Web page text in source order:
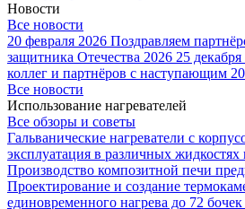
Новости
Все новости
20 февраля 2026 Поздравляем
защитника Отечества 2026 25
коллег и партнёров с наступающим
Все новости
Использование нагревателей
Все обзоры и советы
Гальванические нагреватели с
эксплуатация в различных жидкостях
Производство композитной печи
Проектирование и создание
единовременного нагрева до 72